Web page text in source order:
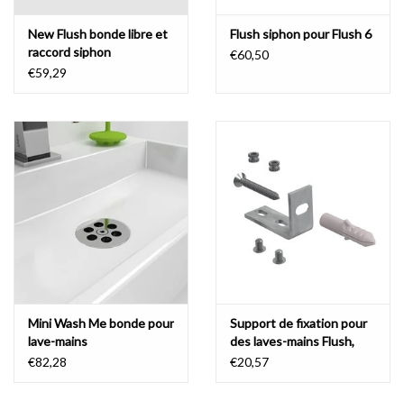
New Flush bonde libre et
raccord siphon
€59,29
Flush siphon pour Flush 6
€60,50
Mini Wash Me bonde pour
lave-mains
€82,28
Support de fixation pour
des laves-mains Flush,
New Flush et Mini Wash
€20,57